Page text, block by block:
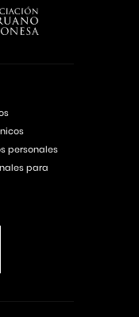
personales
para